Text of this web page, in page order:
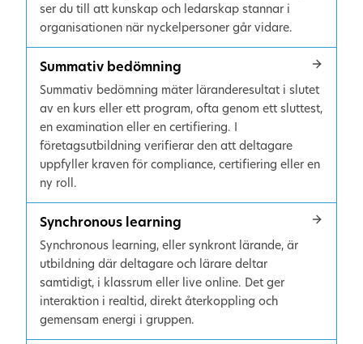
ser du till att kunskap och ledarskap stannar i
organisationen när nyckelpersoner går vidare.
Summativ bedömning
Summativ bedömning mäter läranderesultat i slutet
av en kurs eller ett program, ofta genom ett sluttest,
en examination eller en certifiering. I
företagsutbildning verifierar den att deltagare
uppfyller kraven för compliance, certifiering eller en
ny roll.
Synchronous learning
Synchronous learning, eller synkront lärande, är
utbildning där deltagare och lärare deltar
samtidigt, i klassrum eller live online. Det ger
interaktion i realtid, direkt återkoppling och
gemensam energi i gruppen.